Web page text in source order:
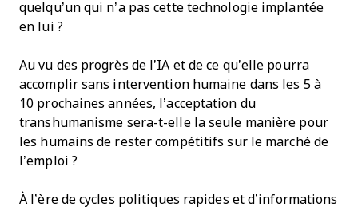
quelqu’un qui n’a pas cette technologie implantée
en lui ?
Au vu des progrès de l’IA et de ce qu’elle pourra
accomplir sans intervention humaine dans les 5 à
10 prochaines années, l’acceptation du
transhumanisme sera-t-elle la seule manière pour
les humains de rester compétitifs sur le marché de
l’emploi ?
À l’ère de cycles politiques rapides et d’informations